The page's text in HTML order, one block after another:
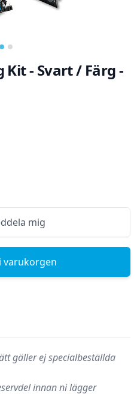
- Svart / Färg -
mig
varukorgen
gäller ej specialbeställda
innan ni lägger